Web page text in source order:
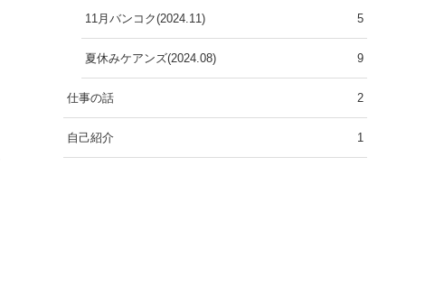
11月バンコク(2024.11) 5
夏休みケアンズ(2024.08) 9
仕事の話 2
自己紹介 1